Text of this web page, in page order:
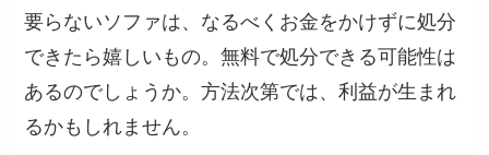
要らないソファは、なるべくお金をかけずに処分
できたら嬉しいもの。無料で処分できる可能性は
あるのでしょうか。方法次第では、利益が生まれ
るかもしれません。